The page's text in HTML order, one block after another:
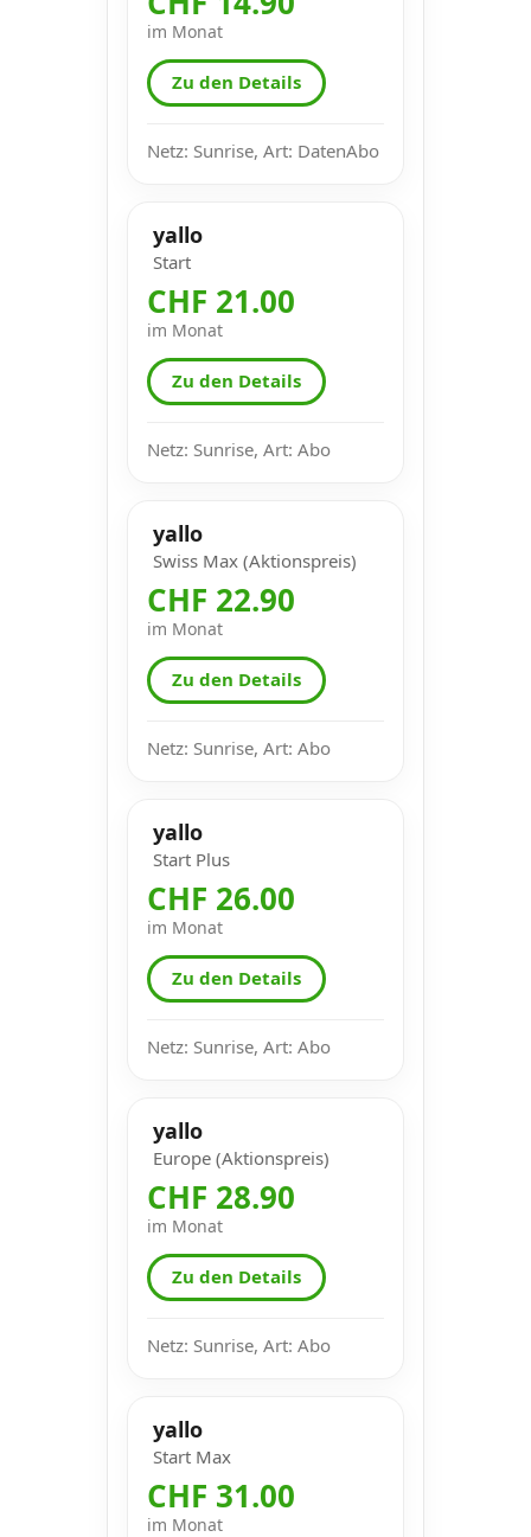
im Monat
Zu den Details
Netz: Sunrise, Art: DatenAbo
yallo
Start
CHF 21.00
im Monat
Zu den Details
Netz: Sunrise, Art: Abo
yallo
Swiss Max (Aktionspreis)
CHF 22.90
im Monat
Zu den Details
Netz: Sunrise, Art: Abo
yallo
Start Plus
CHF 26.00
im Monat
Zu den Details
Netz: Sunrise, Art: Abo
yallo
Europe (Aktionspreis)
CHF 28.90
im Monat
Zu den Details
Netz: Sunrise, Art: Abo
yallo
Start Max
CHF 31.00
im Monat